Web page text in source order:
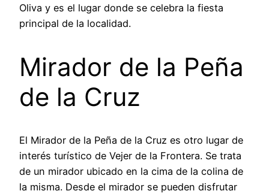
Oliva y es el lugar donde se celebra la fiesta
principal de la localidad.
Mirador de la Peña
de la Cruz
El Mirador de la Peña de la Cruz es otro lugar de
interés turístico de Vejer de la Frontera. Se trata
de un mirador ubicado en la cima de la colina de
la misma. Desde el mirador se pueden disfrutar